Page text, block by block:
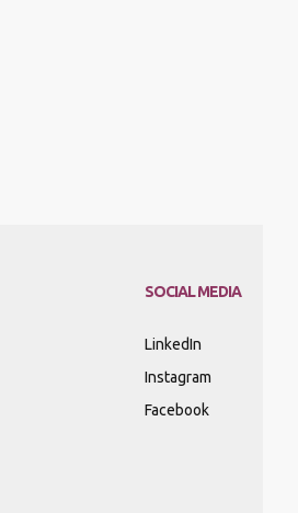
SOCIAL MEDIA
LinkedIn
Instagram
Facebook